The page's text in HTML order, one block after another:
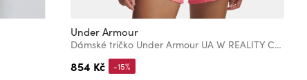
Under Armour
Dámské tričko Under Armour UA W REALITY CAN WAIT SS
854 Kč -15%